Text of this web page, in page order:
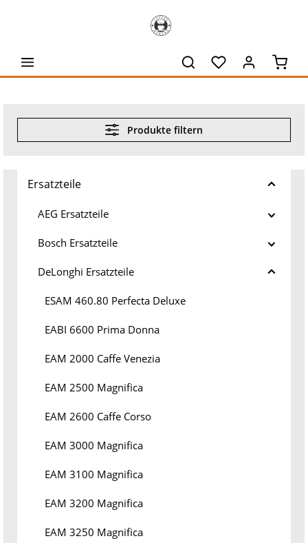
Produkte filtern
Ersatzteile
AEG Ersatzteile
Bosch Ersatzteile
DeLonghi Ersatzteile
ESAM 460.80 Perfecta Deluxe
EABI 6600 Prima Donna
EAM 2000 Caffe Venezia
EAM 2500 Magnifica
EAM 2600 Caffe Corso
EAM 3000 Magnifica
EAM 3100 Magnifica
EAM 3200 Magnifica
EAM 3250 Magnifica